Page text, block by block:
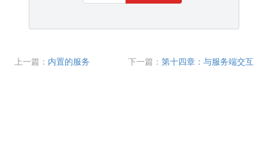
上一篇： 内置的服务 下一篇： 第十四章：与服务端交互